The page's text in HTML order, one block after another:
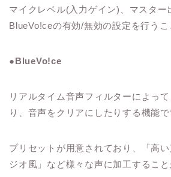
マイクレベル(入力ゲイン)、マスター
BlueVo!ceの有効/無効の設定を行うこ
●BlueVo!ce
リアルタイム音声フィルターによっ
り、音声をクリアにしたりする機能で
プリセットが用意されており、「高
ジオ風」など様々な声に加工すること